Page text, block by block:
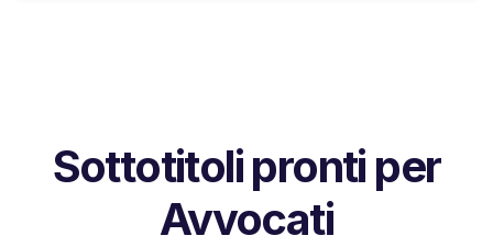
Sottotitoli pronti per
Avvocati